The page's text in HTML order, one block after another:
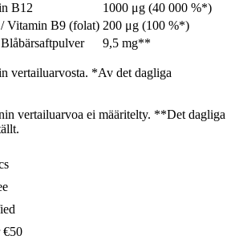
B12
1000 μg (40 000 %*)
Vitamin B9 (folat) 200 μg (100 %*)
9,5 mg**
vertailuarvosta. *Av det dagliga
vertailuarvoa ei määritelty. **Det dagliga
€50